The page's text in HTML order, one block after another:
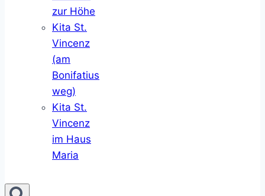
zur Höhe
Kita St.
Vincenz
(am
Bonifatius
weg)
Kita St.
Vincenz
im Haus
Maria